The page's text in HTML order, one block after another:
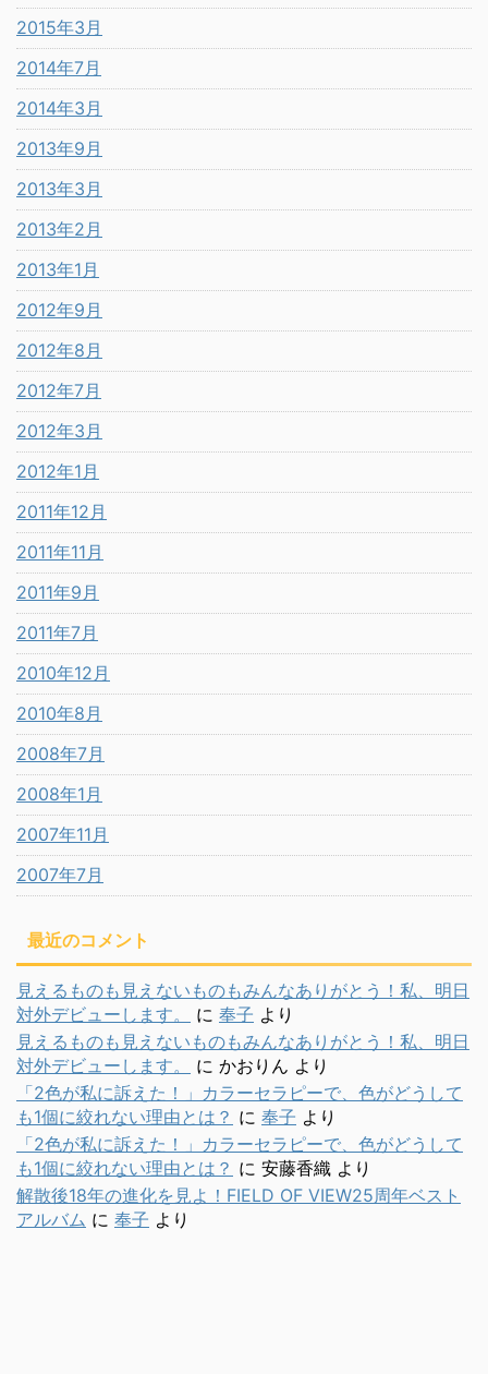
2015年3月
2014年7月
2014年3月
2013年9月
2013年3月
2013年2月
2013年1月
2012年9月
2012年8月
2012年7月
2012年3月
2012年1月
2011年12月
2011年11月
2011年9月
2011年7月
2010年12月
2010年8月
2008年7月
2008年1月
2007年11月
2007年7月
最近のコメント
見えるものも見えないものもみんなありがとう！私、明日
対外デビューします。
に 奉子 より
見えるものも見えないものもみんなありがとう！私、明日
対外デビューします。
に かおりん より
「2色が私に訴えた！」カラーセラピーで、色がどうして
も1個に絞れない理由とは？ に 奉子 より
「2色が私に訴えた！」カラーセラピーで、色がどうして
も1個に絞れない理由とは？ に 安藤香織 より
解散後18年の進化を見よ！FIELD OF VIEW25周年ベスト
アルバム に 奉子 より